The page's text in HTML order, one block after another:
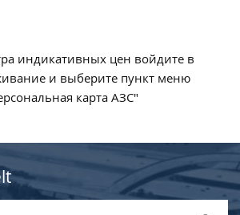
индикативных цен войдите в
и выберите пункт меню
карта АЗС"